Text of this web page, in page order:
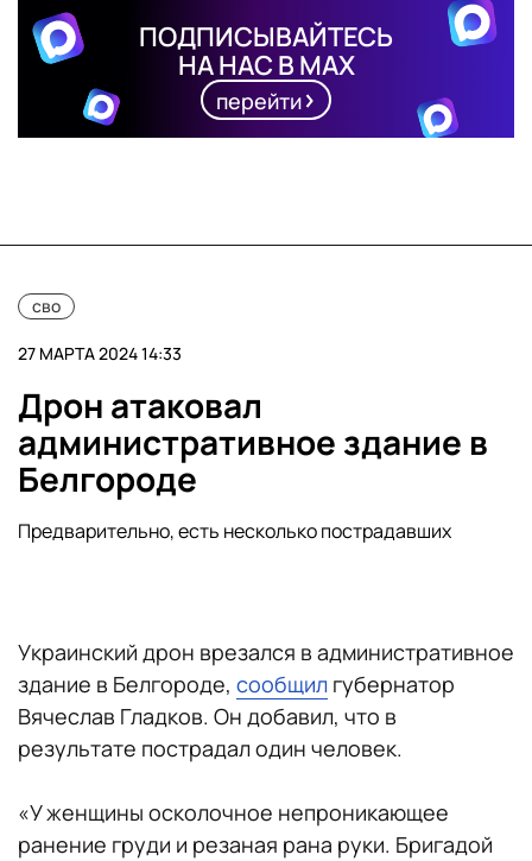
ПОДПИСЫВАЙТЕСЬ
НА НАС В MAX
перейти
сво
27 МАРТА 2024 14:33
Дрон атаковал
административное здание в
Белгороде
Предварительно, есть несколько пострадавших
Украинский дрон врезался в административное
здание в Белгороде, сообщил губернатор
Вячеслав Гладков. Он добавил, что в
результате пострадал один человек.
«У женщины осколочное непроникающее
ранение груди и резаная рана руки. Бригадой